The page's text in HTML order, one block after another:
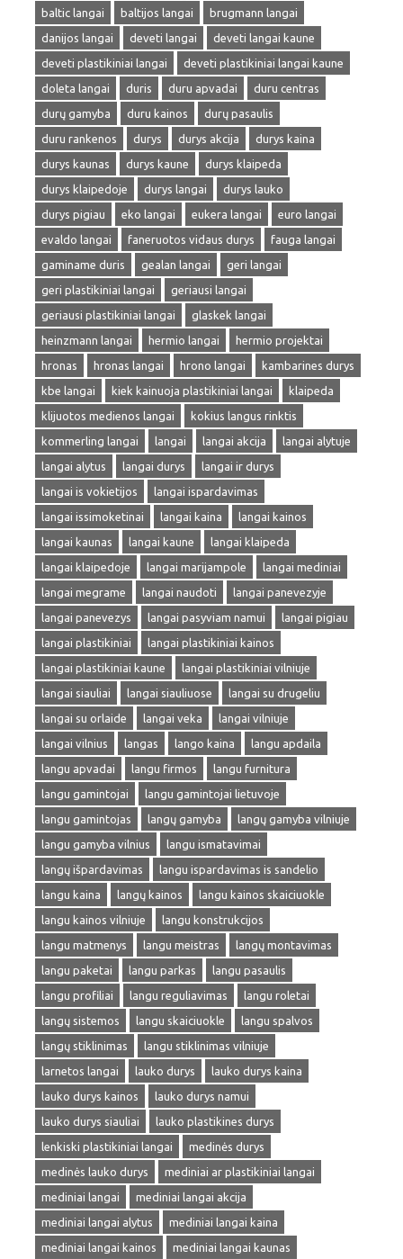
baltic langai
baltijos langai
brugmann langai
danijos langai
deveti langai
deveti langai kaune
deveti plastikiniai langai
deveti plastikiniai langai kaune
doleta langai
duris duru apvadai
duru centras
durų gamyba
duru kainos
durų pasaulis
duru rankenos
durys durys akcija
durys kaina
durys kaunas
durys kaune
durys klaipeda
durys klaipedoje
durys langai
durys lauko
durys pigiau
eko langai eukera langai
euro langai
evaldo langai
faneruotos vidaus durys
fauga langai
gaminame duris
gealan langai
geri langai
geri plastikiniai langai
geriausi langai
geriausi plastikiniai langai
glaskek langai
heinzmann langai
hermio langai
hermio projektai
hronas
hronas langai hrono langai
kambarines durys
kbe langai
kiek kainuoja plastikiniai langai
klaipeda
klijuotos medienos langai
kokius langus rinktis
kommerling langai
langai langai akcija
langai alytuje
langai alytus
langai durys
langai ir durys
langai is vokietijos
langai ispardavimas
langai issimoketinai
langai kaina
langai kainos
langai kaunas
langai kaune
langai klaipeda
langai klaipedoje
langai marijampole
langai mediniai
langai megrame
langai naudoti
langai panevezyje
langai panevezys
langai pasyviam namui
langai pigiau
langai plastikiniai
langai plastikiniai kainos
langai plastikiniai kaune
langai plastikiniai vilniuje
langai siauliai
langai siauliuose
langai su drugeliu
langai su orlaide
langai veka
langai vilniuje
langai vilnius
langas lango kaina
langu apdaila
langu apvadai
langu firmos
langu furnitura
langu gamintojai
langu gamintojai lietuvoje
langu gamintojas
langų gamyba
langų gamyba vilniuje
langu gamyba vilnius
langu ismatavimai
langų išpardavimas
langu ispardavimas is sandelio
langu kaina
langų kainos
langu kainos skaiciuokle
langu kainos vilniuje
langu konstrukcijos
langu matmenys
langu meistras
langų montavimas
langu paketai
langu parkas
langu pasaulis
langu profiliai
langu reguliavimas
langu roletai
langų sistemos
langu skaiciuokle
langu spalvos
langų stiklinimas
langu stiklinimas vilniuje
larnetos langai
lauko durys
lauko durys kaina
lauko durys kainos
lauko durys namui
lauko durys siauliai
lauko plastikines durys
lenkiski plastikiniai langai
medinės durys
medinės lauko durys
mediniai ar plastikiniai langai
mediniai langai
mediniai langai akcija
mediniai langai alytus
mediniai langai kaina
mediniai langai kainos
mediniai langai kaunas